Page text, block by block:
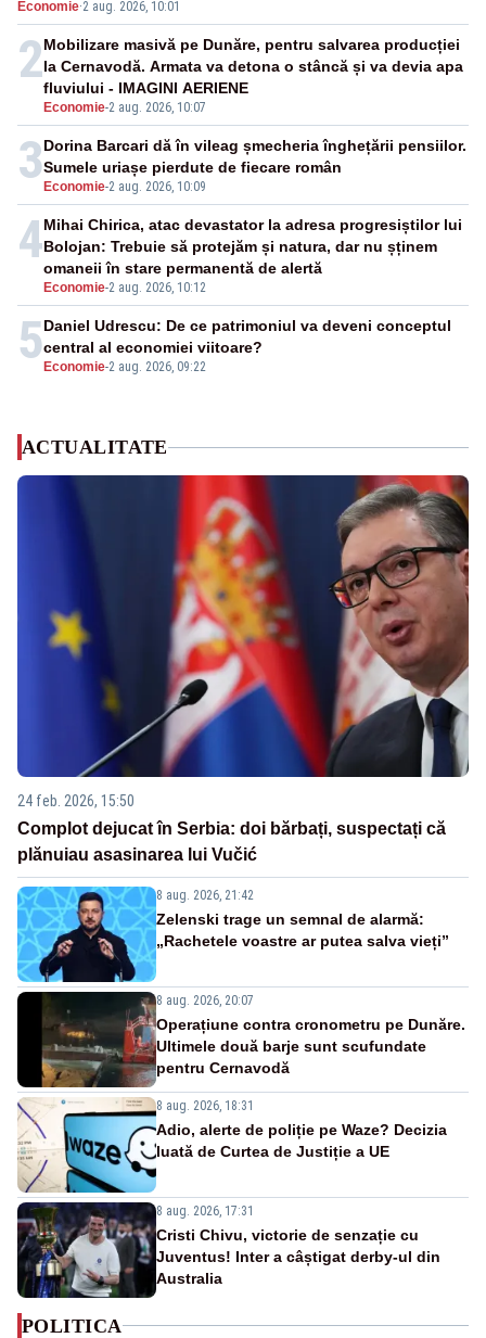
pensii
Economie·2 aug. 2026, 10:01
2
Economie-2 aug. 2026, 10:07
Mobilizare masivă pe Dunăre, pentru salvarea producției
la Cernavodă. Armata va detona o stâncă și va devia apa
fluviului - IMAGINI AERIENE
3 Economie-2 aug. 2026, 10:09
Dorina Barcari dă în vileag șmecheria înghețării pensiilor.
Sumele uriașe pierdute de fiecare român
4
Economie-2 aug. 2026, 10:12
Mihai Chirica, atac devastator la adresa progresiștilor lui
Bolojan: Trebuie să protejăm și natura, dar nu șținem
omaneii în stare permanentă de alertă
5 Economie-2 aug. 2026, 09:22
Daniel Udrescu: De ce patrimoniul va deveni conceptul
central al economiei viitoare?
ACTUALITATE
24 feb. 2026, 15:50
Complot dejucat în Serbia: doi bărbați, suspectați că
plănuiau asasinarea lui Vučić
8 aug. 2026, 21:42
Zelenski trage un semnal de alarmă:
„Rachetele voastre ar putea salva vieți”
8 aug. 2026, 20:07
Operațiune contra cronometru pe Dunăre.
Ultimele două barje sunt scufundate
pentru Cernavodă
8 aug. 2026, 18:31
Adio, alerte de poliție pe Waze? Decizia
luată de Curtea de Justiție a UE
8 aug. 2026, 17:31
Cristi Chivu, victorie de senzație cu
Juventus! Inter a câștigat derby-ul din
Australia
POLITICA